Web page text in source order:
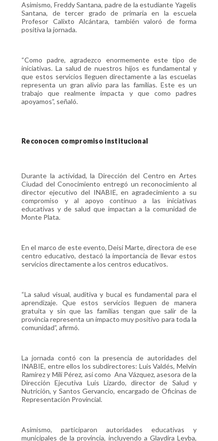
Asimismo, Freddy Santana, padre de la estudiante Yagelis
Santana, de tercer grado de primaria en la escuela
Profesor Calixto Alcántara, también valoró de forma
positiva la jornada.
“Como padre, agradezco enormemente este tipo de
iniciativas. La salud de nuestros hijos es fundamental y
que estos servicios lleguen directamente a las escuelas
representa un gran alivio para las familias. Este es un
trabajo que realmente impacta y que como padres
apoyamos”, señaló.
Reconocen compromiso institucional
Durante la actividad, la Dirección del Centro en Artes
Ciudad del Conocimiento entregó un reconocimiento al
director ejecutivo del INABIE, en agradecimiento a su
compromiso y al apoyo continuo a las iniciativas
educativas y de salud que impactan a la comunidad de
Monte Plata.
En el marco de este evento, Deisi Marte, directora de ese
centro educativo, destacó la importancia de llevar estos
servicios directamente a los centros educativos.
“La salud visual, auditiva y bucal es fundamental para el
aprendizaje. Que estos servicios lleguen de manera
gratuita y sin que las familias tengan que salir de la
provincia representa un impacto muy positivo para toda la
comunidad”, afirmó.
La jornada contó con la presencia de autoridades del
INABIE, entre ellos los subdirectores: Luis Valdés, Melvin
Ramírez y Mili Pérez, así como Ana Vázquez, asesora de la
Dirección Ejecutiva Luis Lizardo, director de Salud y
Nutrición, y Santos Gervancio, encargado de Oficinas de
Representación Provincial.
Asimismo, participaron autoridades educativas y
municipales de la provincia, incluyendo a Glaydira Leyba,